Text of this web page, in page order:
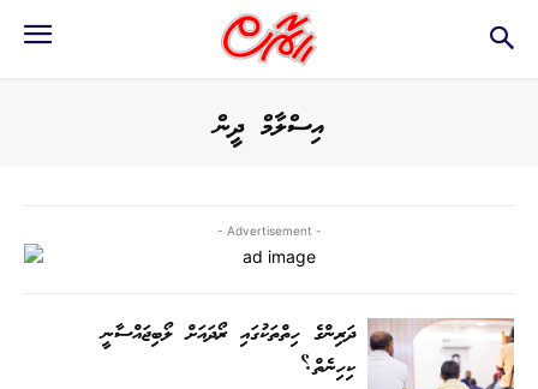
އިސްލާމް ދީން
- Advertisement -
ދަރިންގެ ހިތްތަކުގައި ރޯދައަށް ލޯބިޖައްސާނީ
ކިހިނެތް؟